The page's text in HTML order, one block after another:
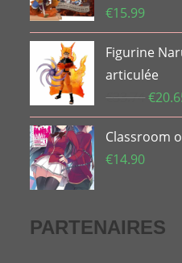
€15.99
Figurine
articulée
€33.74 Le
prix
initial
€
Classroom
€14.90
PARTENAIRES